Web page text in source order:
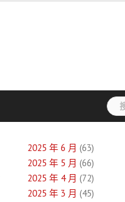
搜
尋
2025 年 6 月 (63)
2025 年 5 月 (66)
2025 年 4 月 (72)
2025 年 3 月 (45)